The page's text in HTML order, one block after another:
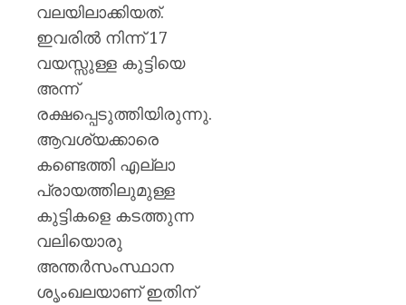
വലയിലാക്കിയത്.
ഇവരിൽ നിന്ന് 17
വയസ്സുള്ള കുട്ടിയെ
അന്ന്
രക്ഷപ്പെടുത്തിയിരുന്നു.
ആവശ്യക്കാരെ
കണ്ടെത്തി എല്ലാ
പ്രായത്തിലുമുള്ള
കുട്ടികളെ കടത്തുന്ന
വലിയൊരു
അന്തർസംസ്ഥാന
ശൃംഖലയാണ് ഇതിന്